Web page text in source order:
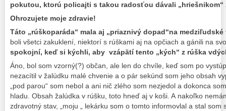
pokutou, ktorú policajti s takou radosťou dávali
Ohrozujete moje zdravie!
Táto „rúškoparáda“ mala aj „priaznivý dopad“na medziľudské
boli všetci zakuklení, niektorí s rúškami aj na opčiach a gánili na
spokojní, keď si kýchli, aby vzápätí tento „kých“ z rúška
Áno, bol som vzorný(?) občan, ale len do chvíle, keď som po
nezacítil v žalúdku malé chvenie a o pár sekúnd som jeho obsah
„pod parou“ som nebol a ani nič zlého som nezjedol a dokonca
hladu. Obsah žalúdka v rúšku, toto hneď aj v koši. A nakoľko
zdravotný stav, „moju „ lekárku som o tomto informovlal a stal som